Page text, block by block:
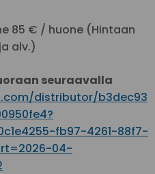
85 € / huone (Hintaan
alv.)
seuraavalla
distributor/b3dec93
fb97-4261-88f7-
04-